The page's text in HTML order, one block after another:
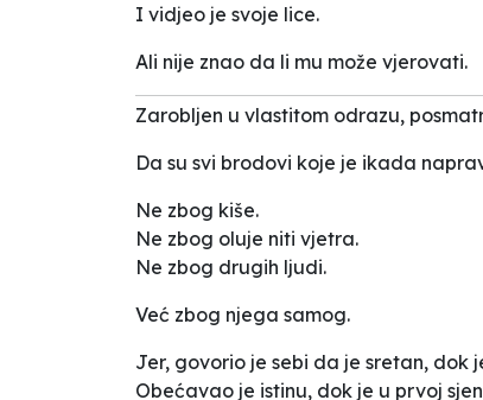
I vidjeo je svoje lice.
Ali nije znao da li mu može vjerovati.
Zarobljen u vlastitom odrazu,
Da su svi brodovi koje je ikada
Ne zbog kiše.
Ne zbog oluje niti vjetra.
Ne zbog drugih ljudi.
Već zbog njega samog.
Jer, govorio je sebi da je sretan, dok
Obećavao je istinu, dok je u prvoj